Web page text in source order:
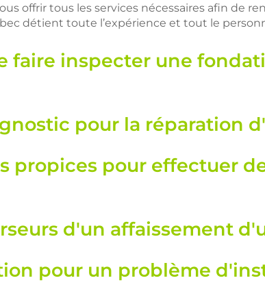
offrir tous les services nécessaires afin de
détient toute l’expérience et tout le
faire inspecter une
pour la réparation
propices pour effectuer
d'un affaissement
pour un problème